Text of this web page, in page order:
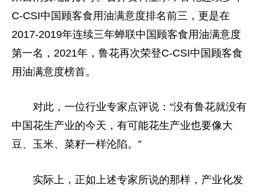
C-CSI中国顾客食用油满意度排名前三，更是在
2017-2019年连续三年蝉联中国顾客食用油满意度
第一名，2021年，鲁花再次荣登C-CSI中国顾客食
用油满意度榜首。
对此，一位行业专家点评说：“没有鲁花就没有
中国花生产业的今天，有可能花生产业也要像大
豆、玉米、菜籽一样沦陷。”
实际上，正如上述专家所说的那样，产业化发